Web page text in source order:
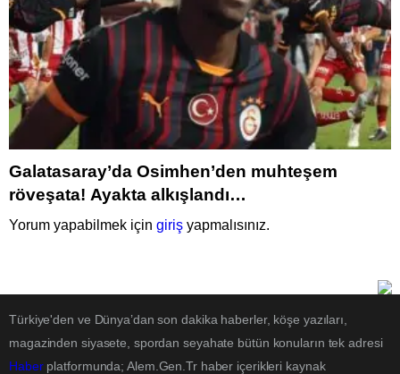
Galatasaray’da Osimhen’den muhteşem
röveşata! Ayakta alkışlandı…
Yorum yapabilmek için giriş yapmalısınız.
Türkiye'den ve Dünya’dan son dakika haberler, köşe yazıları,
magazinden siyasete, spordan seyahate bütün konuların tek adresi
Haberplatformunda; Alem.Gen.Tr haber içerikleri kaynak